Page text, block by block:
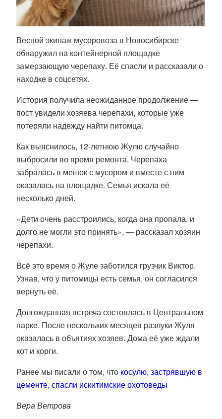
Весной экипаж мусоровоза в Новосибирске
обнаружил на контейнерной площадке
замерзающую черепаху. Её спасли и рассказали о
находке в соцсетях.
История получила неожиданное продолжение —
пост увидели хозяева черепахи, которые уже
потеряли надежду найти питомца.
Как выяснилось, 12-летнюю Жулю случайно
выбросили во время ремонта. Черепаха
забралась в мешок с мусором и вместе с ним
оказалась на площадке. Семья искала её
несколько дней.
«Дети очень расстроились, когда она пропала, и
долго не могли это принять», — рассказал хозяин
черепахи.
Всё это время о Жуле заботился грузчик Виктор.
Узнав, что у питомицы есть семья, он согласился
вернуть её.
Долгожданная встреча состоялась в Центральном
парке. После нескольких месяцев разлуки Жуля
оказалась в объятиях хозяев. Дома её уже ждали
кот и корги.
Ранее мы писали о том, что косулю, застрявшую в
цементе, спасли искитимские охотоведы
Вера Ветрова